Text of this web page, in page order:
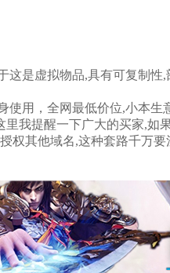
是虚拟物品,具有可复制性
使用，全网最低价位,小本生
我提醒一下广大的买家,
权其他域名,这种套路千万要